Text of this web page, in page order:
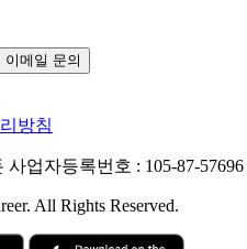
이메일 문의
방침
사업자등록번호 : 105-87-57696
All Rights Reserved.